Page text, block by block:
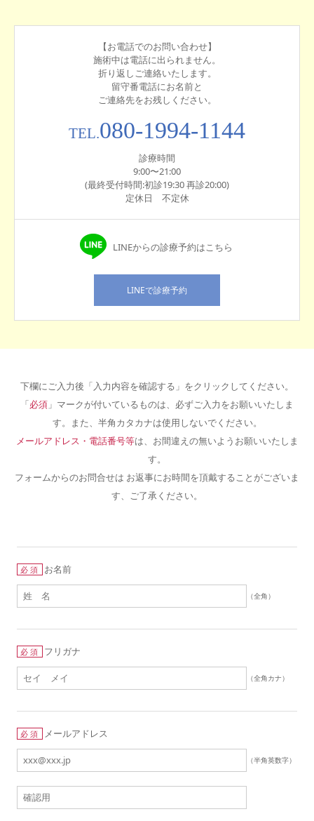
【お電話でのお問い合わせ】
施術中は電話に出られません。
折り返しご連絡いたします。
留守番電話にお名前と
ご連絡先をお残しください。
TEL.080-1994-1144
診療時間
9:00〜21:00
(最終受付時間:初診19:30 再診20:00)
定休日 不定休
LINEからの診療予約はこちら
LINEで診療予約
下欄にご入力後「入力内容を確認する」をクリックしてください。
「必須 」マークが付いているものは、必ずご入力をお願いいたしま
す。また、半角カタカナは使用しないでください。
メールアドレス・電話番号等は、お間違えの無いようお願いいたしま
す。
フォームからのお問合せは お返事にお時間を頂戴することがございま
す、ご了承ください。
必須 お名前
（全角）
必須 フリガナ
（全角カナ）
必須 メールアドレス
（半角英数字）